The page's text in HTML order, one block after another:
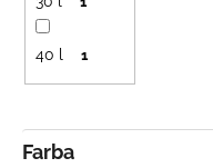
Farba
40 l 1